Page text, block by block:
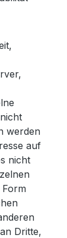
werden
auf
nicht
Dritte,